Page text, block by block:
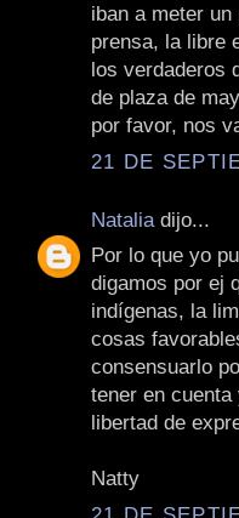
iban a meter
prensa, la libre
los verdaderos
de plaza de
por favor, nos
21 DE
Natalia dijo...
Por lo que yo
digamos por ej
indígenas, la
cosas
consensuarlo
tener en
libertad de
Natty